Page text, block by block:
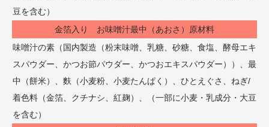
豆を含む）
金箔入り お味噌汁最中（あおさ）原材料
味噌汁の素（国内製造（粉末味噌、乳糖、砂糖、食塩、酵母エキ
スパウダー、かつお節パウダー、かつおエキスパウダー））、最
中（餅米）、麩（小麦粉、小麦たんぱく）、ひとえぐさ、ねぎ/
着色料（金箔、クチナシ、紅麹）、（一部に小麦・乳成分・大豆
を含む）